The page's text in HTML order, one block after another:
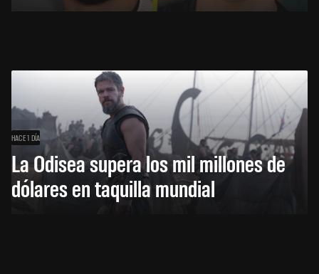
HACE 1 DÍA
La Odisea supera los mil millones de
dólares en taquilla mundial